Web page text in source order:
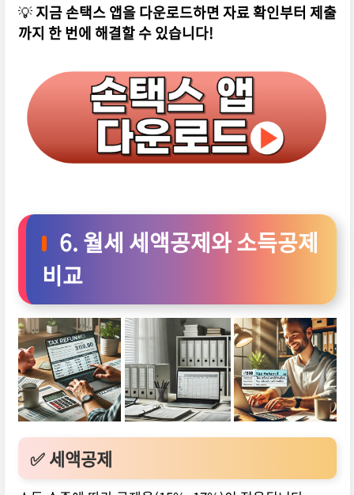
💡지금 손택스 앱을 다운로드하면 자료 확인부터 제출
까지 한 번에 해결할 수 있습니다!
6. 월세 세액공제와 소득공제
비교
✅ 세액공제